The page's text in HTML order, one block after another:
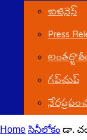
బిజినెస్
Press
గ‌ప్‌చుప్
Home సినీలోకం డా.